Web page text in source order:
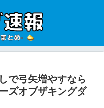
で弓矢増やすなら
ズオブザキングダ